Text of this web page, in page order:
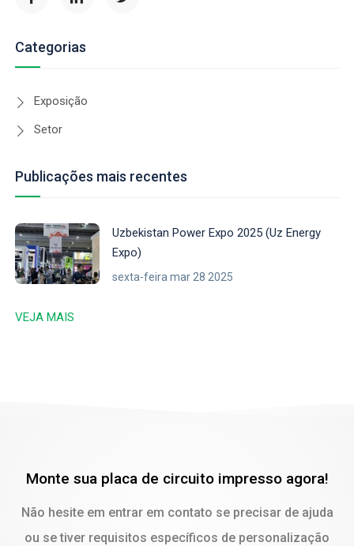
Categorias
Exposição
Setor
Publicações mais recentes
Uzbekistan Power Expo 2025 (Uz Energy
Expo)
sexta-feira mar 28 2025
VEJA MAIS
Monte sua placa de circuito impresso agora!
Não hesite em entrar em contato se precisar de ajuda
ou se tiver requisitos específicos de personalização